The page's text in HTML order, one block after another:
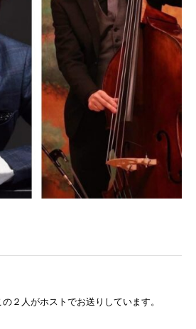
２人がホストでお送りしています。